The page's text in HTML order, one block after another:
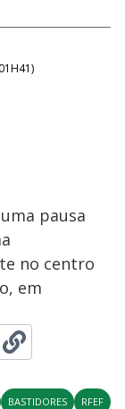
)
pausa
no centro
em
BASTIDORES RFEF